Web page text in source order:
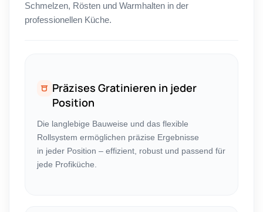
Schmelzen, Rösten und Warmhalten in der
professionellen Küche.
Präzises Gratinieren in jeder
Position
Die langlebige Bauweise und das flexible
Rollsystem ermöglichen präzise Ergebnisse
in jeder Position – effizient, robust und passend für
jede Profiküche.